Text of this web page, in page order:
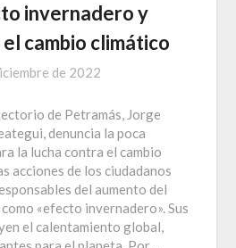
invernadero y
cambio climático
de 2022
de Petramás, Jorge
denuncia la poca
la lucha contra el cambio
acciones de los ciudadanos
del aumento del
«efecto invernadero». Sus
el calentamiento global,